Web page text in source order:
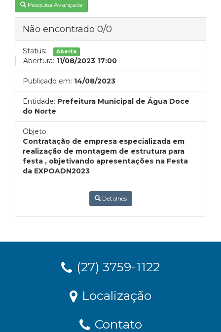
Pesquisa Avançada
Não encontrado 0/0
Status: Aberta
Abertura: 11/08/2023 17:00
Publicado em: 14/08/2023
Entidade: Prefeitura Municipal de Água Doce
do Norte
Objeto:
Contratação de empresa especializada em
realização de montagem de estrutura para
festa , objetivando apresentações na Festa
da EXPOADN2023
Detalhes
(27) 3759-1122
Localização
Contato